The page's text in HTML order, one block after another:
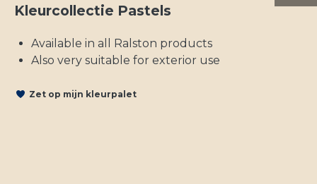
Kleurcollectie Pastels
Available in all Ralston products
Also very suitable for exterior use
Zet op mijn kleurpalet